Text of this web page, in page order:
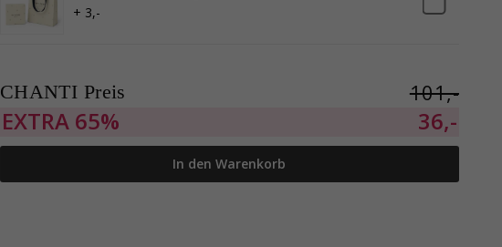
+ 3,-
CHANTI Preis 101,-
EXTRA 65% 36,-
In den Warenkorb